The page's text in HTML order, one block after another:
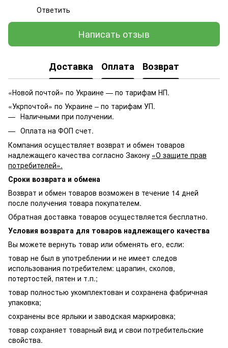
Ответить
Написать отзыв
Доставка Оплата Возврат
«Новой почтой» по Украине — по тарифам НП.
«Укрпочтой» по Украине – по тарифам УП.
Наличными при получении.
Оплата на ФОП счет.
Компания осуществляет возврат и обмен товаров
надлежащего качества согласно Закону «О защите прав
потребителей».
Сроки возврата и обмена
Возврат и обмен товаров возможен в течение 14 дней
после получения товара покупателем.
Обратная доставка товаров осуществляется бесплатно.
Условия возврата для товаров надлежащего качества
Вы можете вернуть товар или обменять его, если:
товар не был в употреблении и не имеет следов
использования потребителем: царапин, сколов,
потертостей, пятен и т.п.;
товар полностью укомплектован и сохранена фабричная
упаковка;
сохранены все ярлыки и заводская маркировка;
товар сохраняет товарный вид и свои потребительские
свойства.